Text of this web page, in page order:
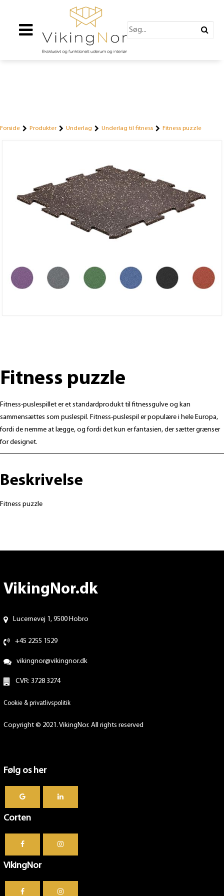
Forside Produkter Underlag Underlag til fitness Fitness puzzle
Fitness puzzle
Fitness-puslespillet er et standardprodukt til fitnessgulve og kan
sammensættes som puslespil. Fitness-puslespil er populære i hele Europa,
fordi de nemme at lægge, og fordi det kun er fantasien, der sætter grænser
for designet.
Beskrivelse
Fitness puzzle
VikingNor.dk
Lucernevej 1, 9500 Hobro
+45 2255 1529
vikingnor@vikingnor.dk
CVR: 3728 3274
Cookie & privatlivspolitik
Copyright © 2021. VikingNor. All rights reserved
Følg os her
Corten
VikingNor